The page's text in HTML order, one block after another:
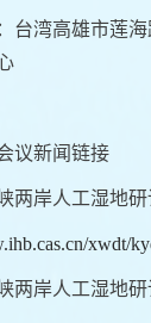
台湾高雄市莲海
议新闻链接
两岸人工湿地
xwdt/
两岸人工湿地